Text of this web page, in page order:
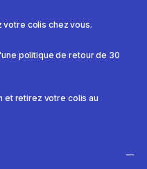
votre colis chez vous.
politique de retour de 30
et retirez votre colis au